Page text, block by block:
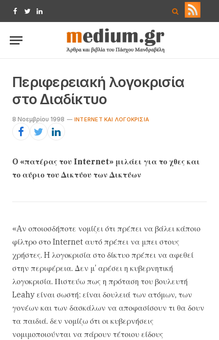
Facebook
TwitterLinkedIn
Περιφερειακή λογοκρισία
στο Διαδίκτυο
8 Νοεμβρίου 1998 INTERNET ΚΑΙ ΛΟΓΟΚΡΙΣΊΑ
O «πατέρας του Internet» μιλάει για το χθες και
το αύριο του Δικτύου των Δικτύων
«Aν οποιοσδήποτε νομίζει ότι πρέπει να βάλει κάποιο
φίλτρο στο Internet αυτό πρέπει να μπει στους
χρήστες. H λογοκρισία στο δίκτυο πρέπει να αφεθεί
στην περιφέρεια. Δεν μ’ αρέσει η κυβερνητική
λογοκρισία. Πιστεύω πως η πρόταση του βουλευτή
Leahy είναι σωστή: είναι δουλειά των ατόμων, των
γονέων και των δασκάλων να αποφασίσουν τι θα δουν
τα παιδιά. δεν νομίζω ότι οι κυβερνήσεις
νομιμοποιούνται να πάρουν τέτοιου είδους